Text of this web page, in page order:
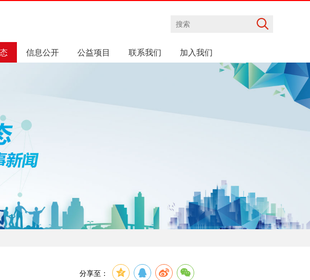
信息公开 公益项目 联系我们 加入我们
分享至：